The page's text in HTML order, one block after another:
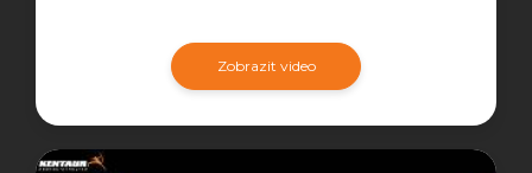
Zobrazit video